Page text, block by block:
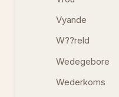
Vyande
W??reld
Wedegebore
Wederkoms